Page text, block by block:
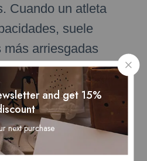
Cuando un atleta
suele
arriesgadas
que en muchos
diferencia entre
clave está en
entre la
evaluación realista
and get 15%
next purchase